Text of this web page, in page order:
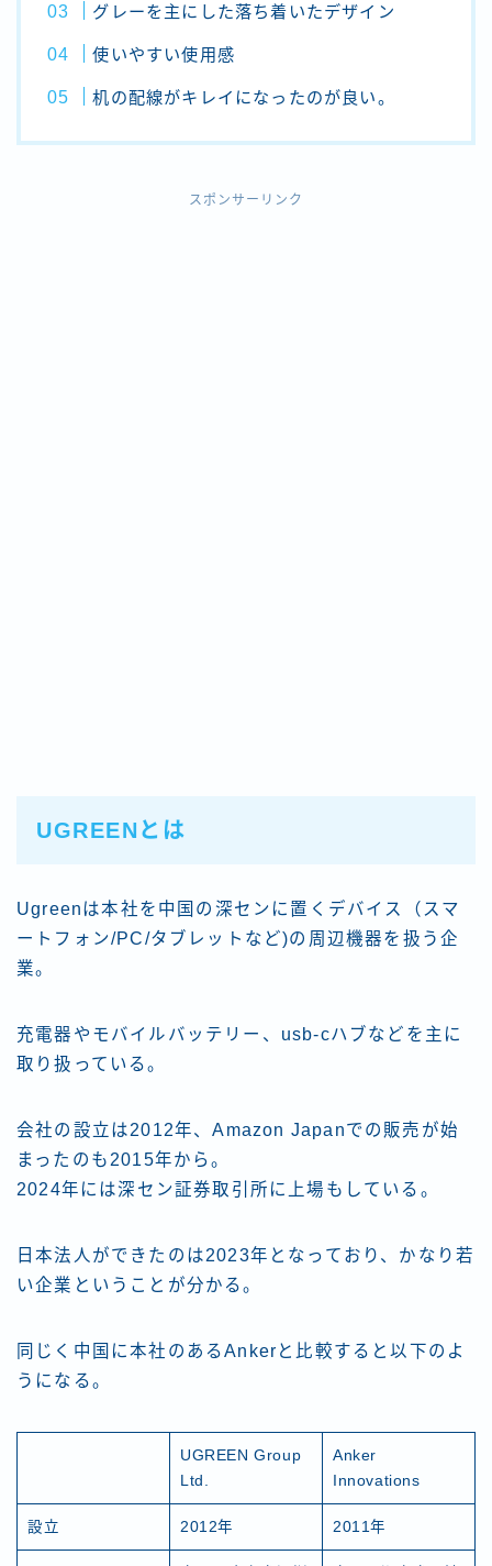
グレーを主にした落ち着いたデザイン
使いやすい使用感
机の配線がキレイになったのが良い。
スポンサーリンク
UGREENとは
Ugreenは本社を中国の深センに置くデバイス（スマ
ートフォン/PC/タブレットなど)の周辺機器を扱う企
業。
充電器やモバイルバッテリー、usb-cハブなどを主に
取り扱っている。
会社の設立は2012年、Amazon Japanでの販売が始
まったのも2015年から。
2024年には深セン証券取引所に上場もしている。
日本法人ができたのは2023年となっており、かなり若
い企業ということが分かる。
同じく中国に本社のあるAnkerと比較すると以下のよ
うになる。
UGREEN Group
Ltd.
Anker
Innovations
設立 2012年 2011年